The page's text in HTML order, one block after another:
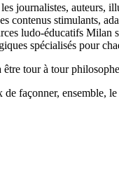
journalistes, auteurs,
contenus stimulants,
ludo-éducatifs
spécialisés pour
tour à tour
façonner, ensemble,